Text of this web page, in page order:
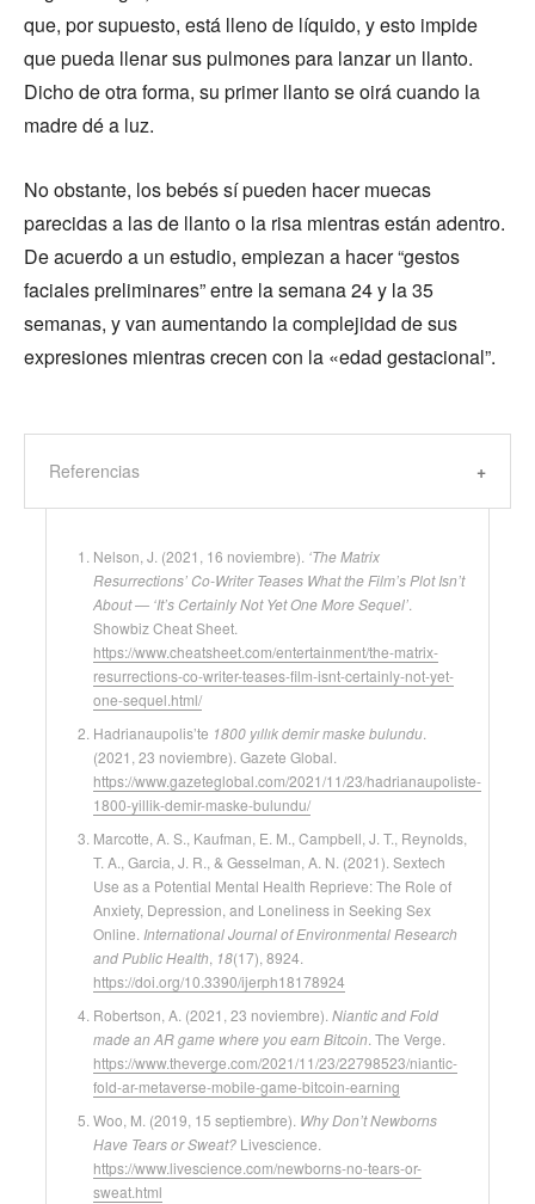
que, por supuesto, está lleno de líquido, y esto impide
que pueda llenar sus pulmones para lanzar un llanto.
Dicho de otra forma, su primer llanto se oirá cuando la
madre dé a luz.
No obstante, los bebés sí pueden hacer muecas
parecidas a las de llanto o la risa mientras están adentro.
De acuerdo a un estudio, empiezan a hacer “gestos
faciales preliminares” entre la semana 24 y la 35
semanas, y van aumentando la complejidad de sus
expresiones mientras crecen con la «edad gestacional”.
Referencias
Nelson, J. (2021, 16 noviembre). ‘The Matrix
Resurrections’ Co-Writer Teases What the Film’s Plot Isn’t
About — ‘It’s Certainly Not Yet One More Sequel’.
Showbiz Cheat Sheet.
https://www.cheatsheet.com/entertainment/the-matrix-
resurrections-co-writer-teases-film-isnt-certainly-not-yet-
one-sequel.html/
Hadrianaupolis’te 1800 yıllık demir maske bulundu.
(2021, 23 noviembre). Gazete Global.
https://www.gazeteglobal.com/2021/11/23/hadrianaupoliste-
1800-yillik-demir-maske-bulundu/
Marcotte, A. S., Kaufman, E. M., Campbell, J. T., Reynolds,
T. A., Garcia, J. R., & Gesselman, A. N. (2021). Sextech
Use as a Potential Mental Health Reprieve: The Role of
Anxiety, Depression, and Loneliness in Seeking Sex
Online.International Journal of Environmental Research
and Public Health, 18(17), 8924.
https://doi.org/10.3390/ijerph18178924
Robertson, A. (2021, 23 noviembre).Niantic and Fold
made an AR game where you earn Bitcoin. The Verge.
https://www.theverge.com/2021/11/23/22798523/niantic-
fold-ar-metaverse-mobile-game-bitcoin-earning
Woo, M. (2019, 15 septiembre). Why Don’t Newborns
Have Tears or Sweat? Livescience.
https://www.livescience.com/newborns-no-tears-or-
sweat.html